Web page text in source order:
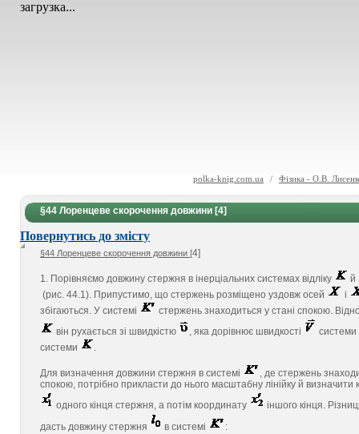
загрузка...
polka-knig.com.ua / Фізика - О.В.
§44 Лоренцеве скорочення довжини [4]
Повернутись до змісту
§44 Лоренцеве скорочення довжини [4]
1. Порівняємо довжину стержня в інерціальних системах відліку
й
(рис. 44.1). Припустимо, що стержень розміщено уздовж осей
і
збігаються. У системі
стержень знаходиться у стані спокою.
він рухається зі швидкістю
, яка дорівнює швидкості
системи
системи
.
Для визначення довжини стержня в системі
, де стержень
спокою, потрібно прикласти до нього масштабну лінійку й визначити
одного кінця стержня, а потім координату
іншого кінця.
дасть довжину стержня
в системі :